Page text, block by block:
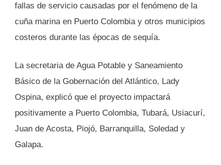
fallas de servicio causadas por el fenómeno de la
cuña marina en Puerto Colombia y otros municipios
costeros durante las épocas de sequía.
La secretaria de Agua Potable y Saneamiento
Básico de la Gobernación del Atlántico, Lady
Ospina, explicó que el proyecto impactará
positivamente a Puerto Colombia, Tubará, Usiacurí,
Juan de Acosta, Piojó, Barranquilla, Soledad y
Galapa.